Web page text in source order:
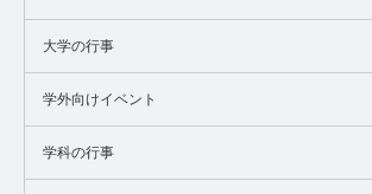
大学の行事
学外向けイベント
学科の行事